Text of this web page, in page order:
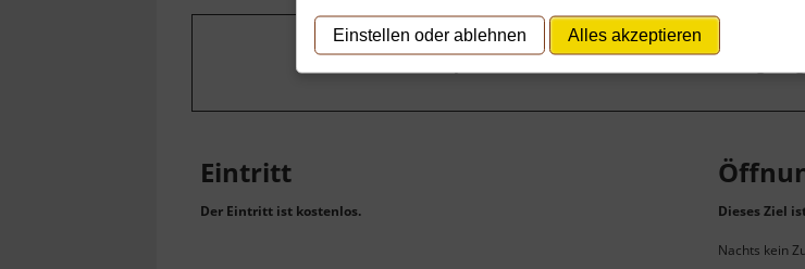
Einstellen oder ablehnen Alles akzeptieren
Um dieses Projekt zu finanzieren, wird hier Werbung
Eintritt
Der Eintritt ist kostenlos. Dieses Ziel
Nachts kein